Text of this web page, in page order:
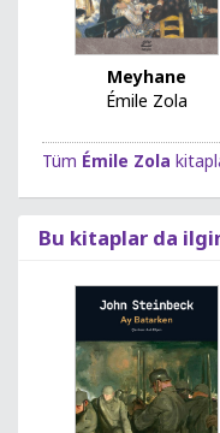
Meyhane
Émile Zola
Tüm Émile Zola
Bu kitaplar da